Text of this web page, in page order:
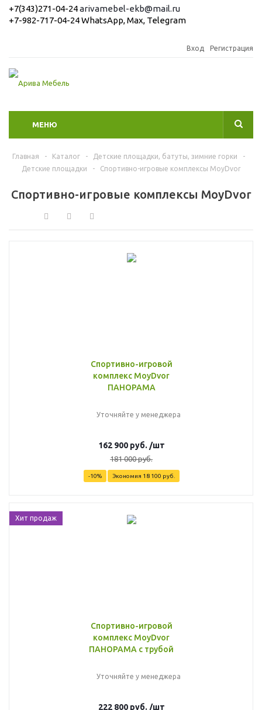
+7(343)271-04-24arivamebel-ekb@mail.ru
+7-982-717-04-24 WhatsApp, Max, Telegram
Вход Регистрация
МЕНЮ
Главная - Каталог - Детские площадки, батуты, зимние горки
-
Детские площадки
- Спортивно-игровые комплексы MoyDvor
Спортивно-игровые комплексы MoyDvor
Спортивно-игровой
комплекс MoyDvor
ПАНОРАМА
Уточняйте у менеджера
162 900руб. /шт
181 000руб.
-10% Экономия 18 100 руб.
Хит продаж
Спортивно-игровой
комплекс MoyDvor
ПАНОРАМА с трубой
Уточняйте у менеджера
222 800руб. /шт